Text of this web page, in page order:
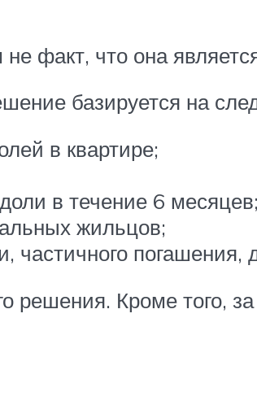
факт, что она
базируется на
в квартире;
в течение 6 месяцев;
жильцов;
погашения,
Кроме того,